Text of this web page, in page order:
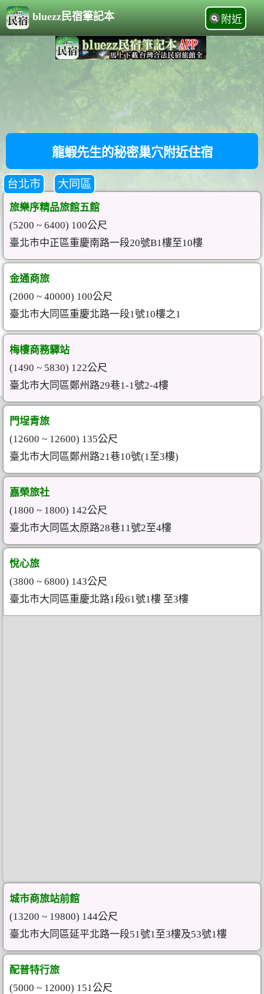
bluezz民宿筆記本 附近
龍蝦先生的秘密巢穴附近住宿
台北市 大同區
旅樂序精品旅館五館
(5200 ~ 6400) 100公尺
臺北市中正區重慶南路一段20號B1樓至10樓
金通商旅
(2000 ~ 40000) 100公尺
臺北市大同區重慶北路一段1號10樓之1
梅樓商務驛站
(1490 ~ 5830) 122公尺
臺北市大同區鄭州路29巷1-1號2-4樓
門埕青旅
(12600 ~ 12600) 135公尺
臺北市大同區鄭州路21巷10號(1至3樓)
嘉榮旅社
(1800 ~ 1800) 142公尺
臺北市大同區太原路28巷11號2至4樓
悅心旅
(3800 ~ 6800) 143公尺
臺北市大同區重慶北路1段61號1樓 至3樓
城市商旅站前館
(13200 ~ 19800) 144公尺
臺北市大同區延平北路一段51號1至3樓及53號1樓
配普特行旅
(5000 ~ 12000) 151公尺